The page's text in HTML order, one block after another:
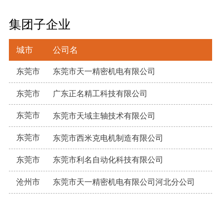
集团子企业
城市 公司名
东莞市 东莞市天一精密机电有限公司
东莞市 广东正名精工科技有限公司
东莞市 东莞市天域主轴技术有限公司
东莞市 东莞市西米克电机制造有限公司
东莞市 东莞市利名自动化科技有限公司
沧州市 东莞市天一精密机电有限公司河北分公司